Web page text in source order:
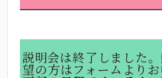
説明会は終了しました
望の方はフォームより